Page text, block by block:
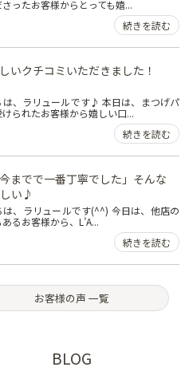
ったお客様からとっても嬉...
続きを読む
いクチコミいただきました！
は、ラリュールです♪ 本日は、まつげパ
られたお客様から嬉しい口...
続きを読む
今までで一番丁寧でした」そんな
い♪
は、ラリュールです(^^) 今日は、他店の
るお客様から、L’A...
続きを読む
お客様の声 一覧
BLOG